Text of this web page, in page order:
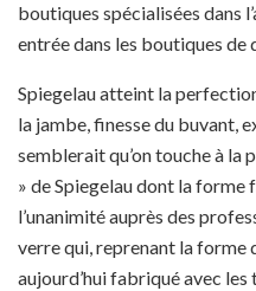
boutiques spécialisées dans
entrée dans les boutiques de
Spiegelau atteint la
la jambe, finesse du buvant,
semblerait qu’on touche à
» de Spiegelau dont la forme
l’unanimité auprès des
verre qui, reprenant la forme
aujourd’hui fabriqué avec